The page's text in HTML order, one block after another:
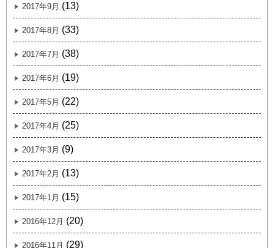
2017年9月 (13)
2017年8月 (33)
2017年7月 (38)
2017年6月 (19)
2017年5月 (22)
2017年4月 (25)
2017年3月 (9)
2017年2月 (13)
2017年1月 (15)
2016年12月 (20)
2016年11月 (29)